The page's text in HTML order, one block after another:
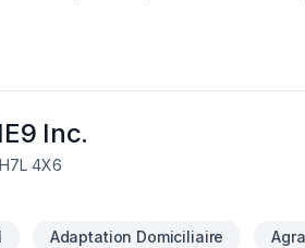
Inc.
4X6
Adaptation Domiciliaire